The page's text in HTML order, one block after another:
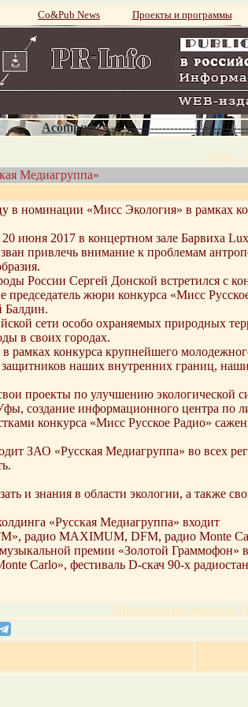
Со&Pub News Проекты и программы
. 3765 -
Медиагруппа»
в номинации «Мисс Экология» в рамках
июня 2017 в концертном зале Барвиха
привлечь внимание к проблемам
России Сергей Донской встретился с
председатель жюри конкурса «Мисс
Балдин.
сети особо охраняемых природных
в своих городах.
рамках конкурса крупнейшего
наших внутренних границ,
проекты по улучшению экологической
создание информационного центра по
конкурса «Мисс Русское Радио»
ЗАО «Русская Медиагруппа» во всех
и знания в области экологии, а также
«Русская Медиагруппа» входит
радио MAXIMUM, DFM, радио Monte
премии «Золотой
Carlo», фестиваль D-скач 90-х
Предыдущая новость |